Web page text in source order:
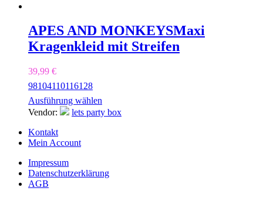
APES AND MONKEYSMaxi
Kragenkleid mit Streifen
39,99 €
98104110116128
Ausführung wählen
Vendor:
lets party box
Kontakt
Mein Account
Impressum
Datenschutzerklärung
AGB